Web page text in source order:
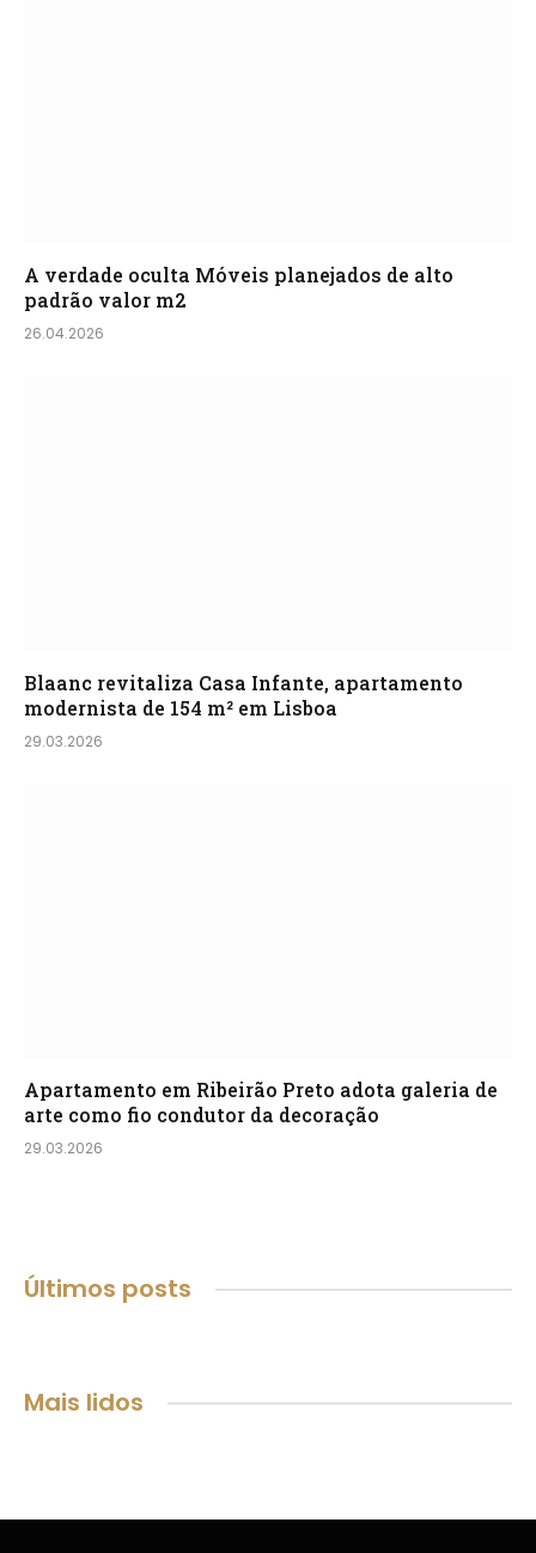
A verdade oculta Móveis planejados de alto
padrão valor m2
26.04.2026
Blaanc revitaliza Casa Infante, apartamento
modernista de 154 m² em Lisboa
29.03.2026
Apartamento em Ribeirão Preto adota galeria de
arte como fio condutor da decoração
29.03.2026
Últimos posts
Mais lidos